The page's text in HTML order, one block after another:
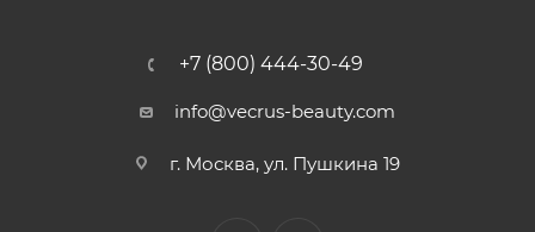
+7 (800) 444-30-49
info@vecrus-beauty.com
г. Москва, ул. Пушкина 19